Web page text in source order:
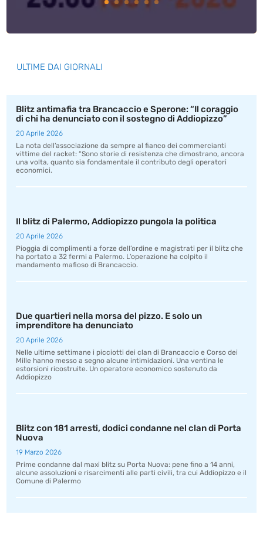
ULTIME DAI GIORNALI
Blitz antimafia tra Brancaccio e Sperone: “Il coraggio
di chi ha denunciato con il sostegno di Addiopizzo”
20 Aprile 2026
La nota dell’associazione da sempre al fianco dei commercianti
vittime del racket: “Sono storie di resistenza che dimostrano, ancora
una volta, quanto sia fondamentale il contributo degli operatori
economici.
Il blitz di Palermo, Addiopizzo pungola la politica
20 Aprile 2026
Pioggia di complimenti a forze dell’ordine e magistrati per il blitz che
ha portato a 32 fermi a Palermo. L’operazione ha colpito il
mandamento mafioso di Brancaccio.
Due quartieri nella morsa del pizzo. E solo un
imprenditore ha denunciato
20 Aprile 2026
Nelle ultime settimane i picciotti dei clan di Brancaccio e Corso dei
Mille hanno messo a segno alcune intimidazioni. Una ventina le
estorsioni ricostruite. Un operatore economico sostenuto da
Addiopizzo
Blitz con 181 arresti, dodici condanne nel clan di Porta
Nuova
19 Marzo 2026
Prime condanne dal maxi blitz su Porta Nuova: pene fino a 14 anni,
alcune assoluzioni e risarcimenti alle parti civili, tra cui Addiopizzo e il
Comune di Palermo